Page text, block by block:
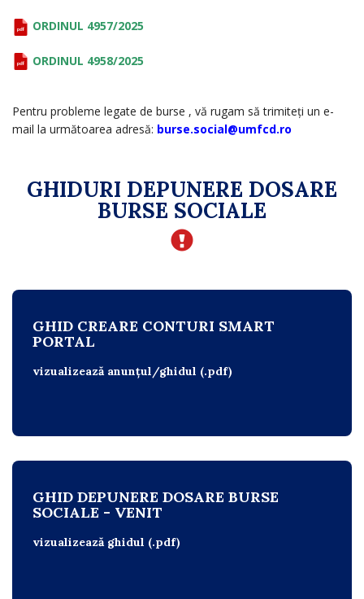
ORDINUL 4957/2025
ORDINUL 4958/2025
Pentru probleme legate de burse , vă rugam să trimiteți un e-
mail la următoarea adresă: burse.social@umfcd.ro
GHIDURI DEPUNERE DOSARE
BURSE SOCIALE
GHID CREARE CONTURI SMART
PORTAL
vizualizează anunțul/ghidul (.pdf)
GHID DEPUNERE DOSARE BURSE
SOCIALE - VENIT
vizualizează ghidul (.pdf)